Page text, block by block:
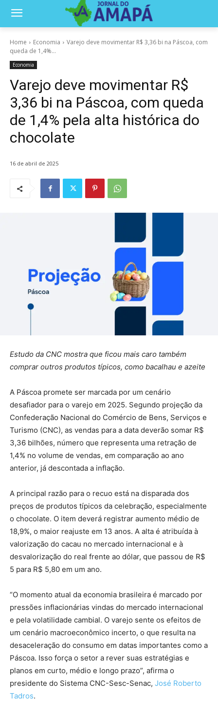
Home Economia
Varejo deve movimentar R$ 3,36 bi na Páscoa, com
queda de 1,4%...
Economia
Varejo deve movimentar R$
3,36 bi na Páscoa, com queda
de 1,4% pela alta histórica do
chocolate
16 de abril de 2025
Estudo da CNC mostra que ficou mais caro também
comprar outros produtos típicos, como bacalhau e azeite
A Páscoa promete ser marcada por um cenário
desafiador para o varejo em 2025. Segundo projeção da
Confederação Nacional do Comércio de Bens, Serviços e
Turismo (CNC), as vendas para a data deverão somar R$
3,36 bilhões, número que representa uma retração de
1,4% no volume de vendas, em comparação ao ano
anterior, já descontada a inflação.
A principal razão para o recuo está na disparada dos
preços de produtos típicos da celebração, especialmente
o chocolate. O item deverá registrar aumento médio de
18,9%, o maior reajuste em 13 anos. A alta é atribuída à
valorização do cacau no mercado internacional e à
desvalorização do real frente ao dólar, que passou de R$
5 para R$ 5,80 em um ano.
“O momento atual da economia brasileira é marcado por
pressões inflacionárias vindas do mercado internacional
e pela volatilidade cambial. O varejo sente os efeitos de
um cenário macroeconômico incerto, o que resulta na
desaceleração do consumo em datas importantes como a
Páscoa. Isso força o setor a rever suas estratégias e
planos em curto, médio e longo prazo”, afirma o
presidente do Sistema CNC-Sesc-Senac, José Roberto
Tadros.